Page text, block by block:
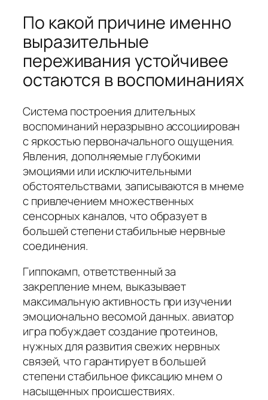
По какой причине именно
выразительные
переживания устойчивее
остаются в воспоминаниях
Система построения длительных
воспоминаний неразрывно ассоциирован
с яркостью первоначального ощущения.
Явления, дополняемые глубокими
эмоциями или исключительными
обстоятельствами, записываются в мнеме
с привлечением множественных
сенсорных каналов, что образует в
большей степени стабильные нервные
соединения.
Гиппокамп, ответственный за
закрепление мнем, выказывает
максимальную активность при изучении
эмоционально весомой данных. авиатор
игра побуждает создание протеинов,
нужных для развития свежих нервных
связей, что гарантирует в большей
степени стабильное фиксацию мнем о
насыщенных происшествиях.